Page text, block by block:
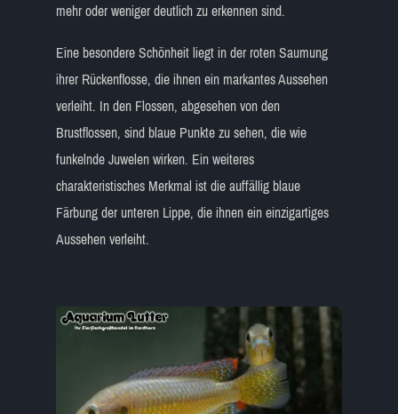
mehr oder weniger deutlich zu erkennen sind.
Eine besondere Schönheit liegt in der roten Saumung
ihrer Rückenflosse, die ihnen ein markantes Aussehen
verleiht. In den Flossen, abgesehen von den
Brustflossen, sind blaue Punkte zu sehen, die wie
funkelnde Juwelen wirken. Ein weiteres
charakteristisches Merkmal ist die auffällig blaue
Färbung der unteren Lippe, die ihnen ein einzigartiges
Aussehen verleiht.